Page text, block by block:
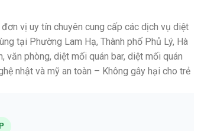
vị uy tín chuyên cung cấp các dịch vụ diệt
tại Phường Lam Hạ, Thành phố Phủ Lý, Hà
văn phòng, diệt mối quán bar, diệt mối quán
nhật và mỹ an toàn – Không gây hại cho trẻ